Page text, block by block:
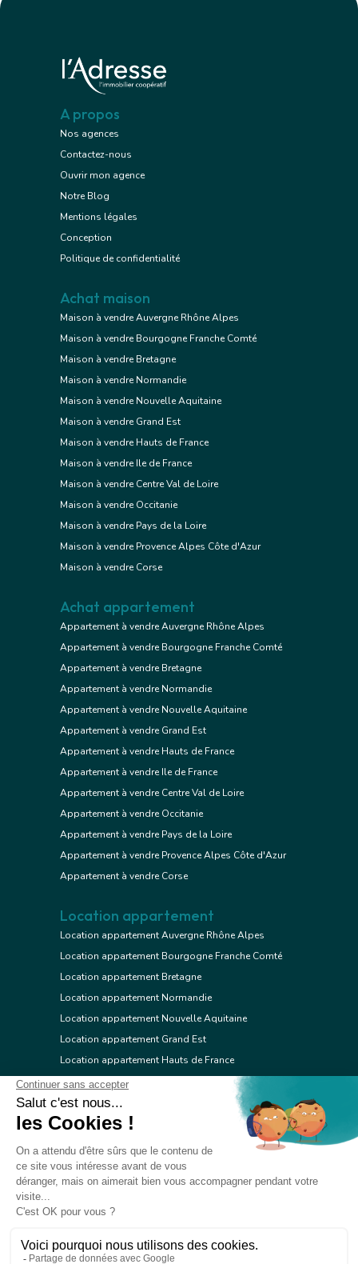
A propos
Nos agences
Contactez-nous
Ouvrir mon agence
Notre Blog
Mentions légales
Conception
Politique de confidentialité
Achat maison
Maison à vendre Auvergne Rhône Alpes
Maison à vendre Bourgogne Franche Comté
Maison à vendre Bretagne
Maison à vendre Normandie
Maison à vendre Nouvelle Aquitaine
Maison à vendre Grand Est
Maison à vendre Hauts de France
Maison à vendre Ile de France
Maison à vendre Centre Val de Loire
Maison à vendre Occitanie
Maison à vendre Pays de la Loire
Maison à vendre Provence Alpes Côte d'Azur
Maison à vendre Corse
Achat appartement
Appartement à vendre Auvergne Rhône Alpes
Appartement à vendre Bourgogne Franche Comté
Appartement à vendre Bretagne
Appartement à vendre Normandie
Appartement à vendre Nouvelle Aquitaine
Appartement à vendre Grand Est
Appartement à vendre Hauts de France
Appartement à vendre Ile de France
Appartement à vendre Centre Val de Loire
Appartement à vendre Occitanie
Appartement à vendre Pays de la Loire
Appartement à vendre Provence Alpes Côte d'Azur
Appartement à vendre Corse
Location appartement
Location appartement Auvergne Rhône Alpes
Location appartement Bourgogne Franche Comté
Location appartement Bretagne
Location appartement Normandie
Location appartement Nouvelle Aquitaine
Location appartement Grand Est
Location appartement Hauts de France
Location appartement Ile de France
Location appartement Centre Val de Loire
Location appartement Occitanie
Location appartement Provence Alpes Côte d'Azur
Location appartement Corse